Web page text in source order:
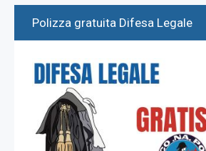
Polizza gratuita Difesa Legale